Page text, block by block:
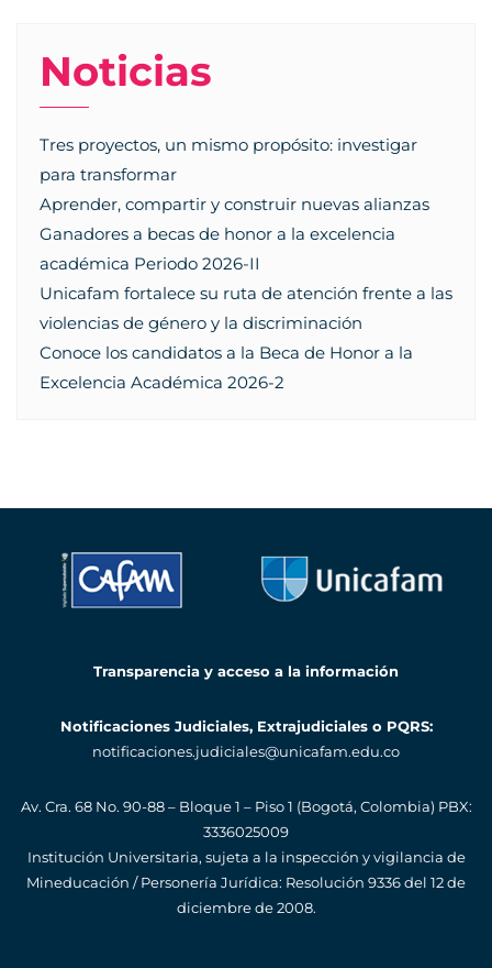
Noticias
Tres proyectos, un mismo propósito: investigar
para transformar
Aprender, compartir y construir nuevas alianzas
Ganadores a becas de honor a la excelencia
académica Periodo 2026-II
Unicafam fortalece su ruta de atención frente a las
violencias de género y la discriminación
Conoce los candidatos a la Beca de Honor a la
Excelencia Académica 2026-2
Transparencia y acceso a la información
Notificaciones Judiciales, Extrajudiciales o PQRS:
notificaciones.judiciales@unicafam.edu.co
Av. Cra. 68 No. 90-88 – Bloque 1 – Piso 1 (Bogotá, Colombia) PBX:
3336025009
Institución Universitaria, sujeta a la inspección y vigilancia de
Mineducación / Personería Jurídica: Resolución 9336 del 12 de
diciembre de 2008.